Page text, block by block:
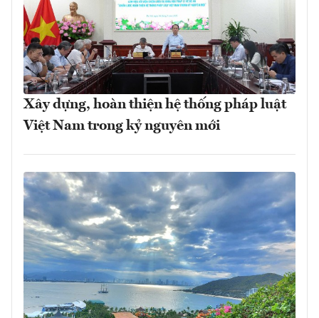
Xây dựng, hoàn thiện hệ thống pháp luật
Việt Nam trong kỷ nguyên mới